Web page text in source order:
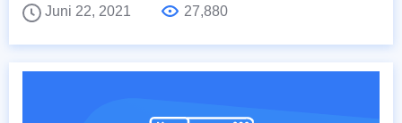
Juni 22, 2021
27,880